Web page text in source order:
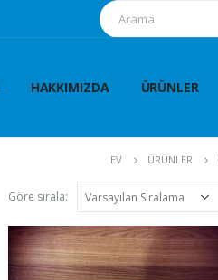
HAKKIMIZDA ÜRÜNLER
EV ÜRÜNLER
Göre sırala: